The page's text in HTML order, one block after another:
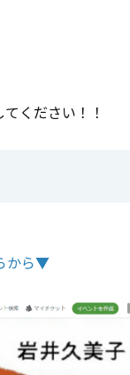
ください！！
から▼